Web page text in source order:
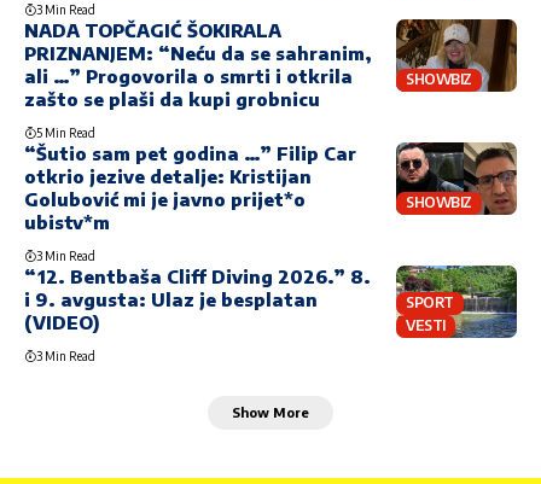
3 Min Read
SHOWBIZ
NADA TOPČAGIĆ ŠOKIRALA
PRIZNANJEM: “Neću da se sahranim,
ali …” Progovorila o smrti i otkrila
zašto se plaši da kupi grobnicu
5 Min Read
SHOWBIZ
“Šutio sam pet godina …” Filip Car
otkrio jezive detalje: Kristijan
Golubović mi je javno prijet*o
ubistv*m
3 Min Read
SPORT
VESTI
“12. Bentbaša Cliff Diving 2026.” 8.
i 9. avgusta: Ulaz je besplatan
(VIDEO)
3 Min Read
Show More